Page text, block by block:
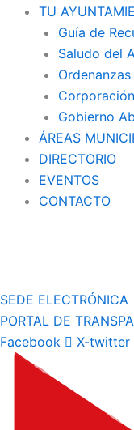
TU
Guía de
Saludo del
Gobierno
ÁREAS
DIRECTORIO
EVENTOS
CONTACTO
SEDE ELECTRÓNICA
PORTAL DE
Facebook
X-twitter